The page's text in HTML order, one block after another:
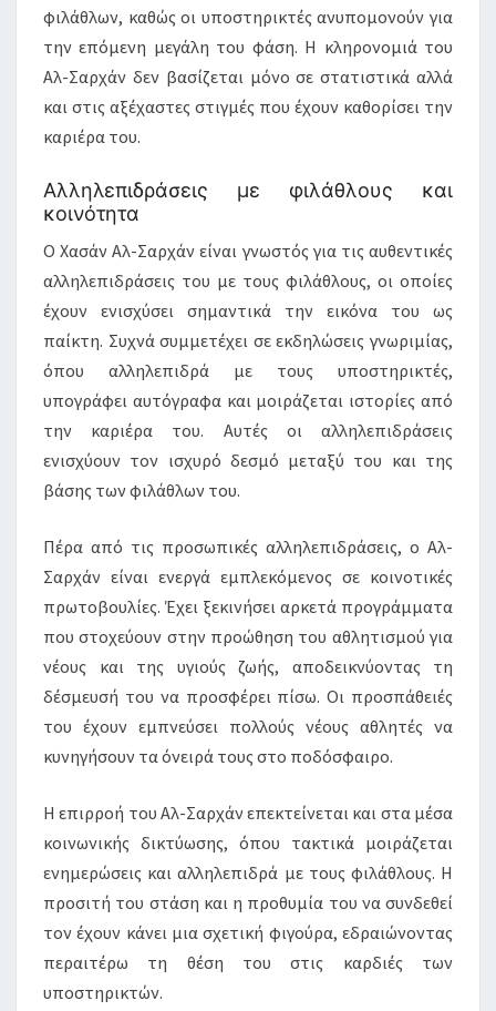
φιλάθλων, καθώς οι υποστηρικτές ανυπομονούν για
την επόμενη μεγάλη του φάση. Η κληρονομιά του
Αλ-Σαρχάν δεν βασίζεται μόνο σε στατιστικά αλλά
και στις αξέχαστες στιγμές που έχουν καθορίσει την
καριέρα του.
Αλληλεπιδράσεις με φιλάθλους και
κοινότητα
Ο Χασάν Αλ-Σαρχάν είναι γνωστός για τις αυθεντικές
αλληλεπιδράσεις του με τους φιλάθλους, οι οποίες
έχουν ενισχύσει σημαντικά την εικόνα του ως
παίκτη. Συχνά συμμετέχει σε εκδηλώσεις γνωριμίας,
όπου αλληλεπιδρά με τους υποστηρικτές,
υπογράφει αυτόγραφα και μοιράζεται ιστορίες από
την καριέρα του. Αυτές οι αλληλεπιδράσεις
ενισχύουν τον ισχυρό δεσμό μεταξύ του και της
βάσης των φιλάθλων του.
Πέρα από τις προσωπικές αλληλεπιδράσεις, ο Αλ-
Σαρχάν είναι ενεργά εμπλεκόμενος σε κοινοτικές
πρωτοβουλίες. Έχει ξεκινήσει αρκετά προγράμματα
που στοχεύουν στην προώθηση του αθλητισμού για
νέους και της υγιούς ζωής, αποδεικνύοντας τη
δέσμευσή του να προσφέρει πίσω. Οι προσπάθειές
του έχουν εμπνεύσει πολλούς νέους αθλητές να
κυνηγήσουν τα όνειρά τους στο ποδόσφαιρο.
Η επιρροή του Αλ-Σαρχάν επεκτείνεται και στα μέσα
κοινωνικής δικτύωσης, όπου τακτικά μοιράζεται
ενημερώσεις και αλληλεπιδρά με τους φιλάθλους. Η
προσιτή του στάση και η προθυμία του να συνδεθεί
τον έχουν κάνει μια σχετική φιγούρα, εδραιώνοντας
περαιτέρω τη θέση του στις καρδιές των
υποστηρικτών.